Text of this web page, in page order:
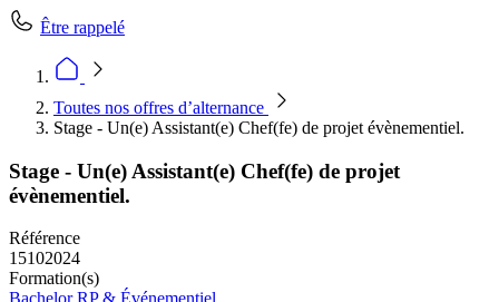
Être rappelé
Toutes nos offres d’alternance
Stage - Un(e) Assistant(e) Chef(fe) de projet évènementiel.
Stage - Un(e) Assistant(e) Chef(fe) de projet
évènementiel.
Référence
15102024
Formation(s)